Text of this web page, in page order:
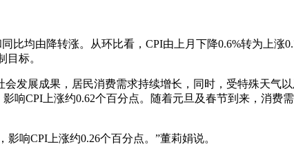
比均由降转涨。从环比看，CPI由上月下降0.6%转为上涨
目标。
发展成果，居民消费需求持续增长，同时，受特殊天气以
响CPI上涨约0.62个百分点。随着元旦及春节到来，消费
响CPI上涨约0.26个百分点。”董莉娟说。